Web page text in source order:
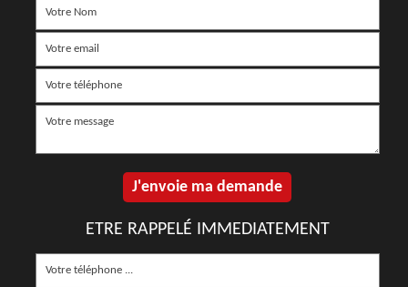
ETRE RAPPELÉ IMMEDIATEMENT